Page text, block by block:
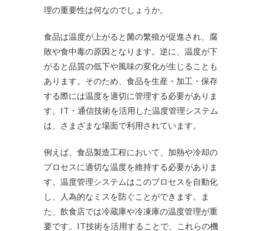
理の重要性は何なのでしょうか。
食品は温度が上がると菌の繁殖が促進され、腐
敗や食中毒の原因となります。逆に、温度が下
がると品質の低下や風味の変化が生じることも
あります。そのため、食品を生産・加工・保存
する際には温度を適切に管理する必要がありま
す。IT・通信技術を活用した温度管理システム
は、さまざまな場面で利用されています。
例えば、食品製造工程において、加熱や冷却の
プロセスに適切な温度を維持する必要がありま
す。温度管理システムはこのプロセスを自動化
し、人為的なミスを防ぐことができます。ま
た、飲食店では冷蔵庫や冷凍庫の温度管理が重
要です。IT技術を活用することで、これらの機